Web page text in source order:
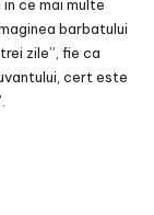
ce mai multe
barbatului
zile”, fie ca
cert este